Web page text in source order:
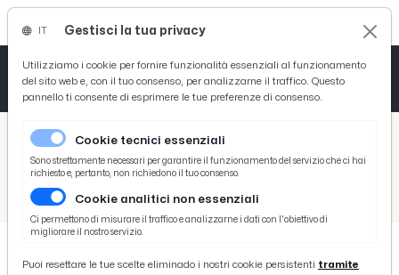
/ Picenotime
/ News
/ Cronaca
Guardia di Finanza Macerata: operazione antidroga a Civitanova Marche. Quattro arresti e sequestrati oltre 610 grammi di sostanze stupefacenti
Gestisci la tua privacy
Utilizziamo i cookie per fornire funzionalità essenziali al funzionamento
del sito web e, con il tuo consenso, per analizzarne il traffico. Questo
pannello ti consente di esprimere le tue preferenze di consenso.
Cookie tecnici essenziali
Sono strettamente necessari per garantire il funzionamento del servizio che ci hai
richiesto e, pertanto, non richiedono il tuo consenso.
Cookie analitici non essenziali
Ci permettono di misurare il traffico e analizzarne i dati con l'obiettivo di
migliorare il nostro servizio.
Puoi resettare le tue scelte eliminado i nostri cookie persistenti tramite
Tutto News
Tutto Sport
Basket
Ciclismo
Tutto Curiosità